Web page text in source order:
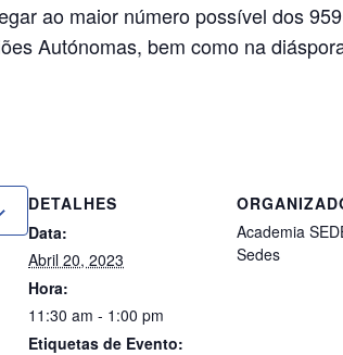
ao maior número possível dos
Autónomas, bem como na
DETALHES
Data:
Abril 20, 2023
Hora:
11:30 am - 1:00 pm
Etiquetas de Evento:
Academia
Sedes